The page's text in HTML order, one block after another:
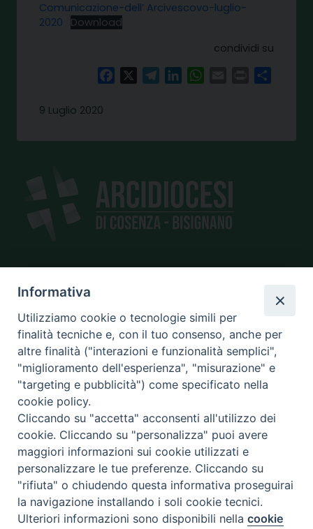
Comunicazione-dell’ Arcivescovo-luglio-
2020
Download
condividi su
FacebookTelegramLinkedInWhatsAppPrint
9 Luglio 2020
SEDE
piazza Giano Parrasio, 16
87100 Cosenza
CONTATTI
e@mail:info@diocesicosenza.it
tel: +39 0984 687712
Amministrazione
trasparente
Preferenze Cookie
Informativa
Utilizziamo cookie o tecnologie simili per
finalità tecniche e, con il tuo consenso, anche per
altre finalità ("interazioni e funzionalità semplici",
"miglioramento dell'esperienza", "misurazione" e
"targeting e pubblicità") come specificato nella
cookie policy.
Cliccando su "accetta" acconsenti all'utilizzo dei
cookie. Cliccando su "personalizza" puoi avere
maggiori informazioni sui cookie utilizzati e
personalizzare le tue preferenze. Cliccando su
"rifiuta" o chiudendo questa informativa proseguirai
la navigazione installando i soli cookie tecnici.
Ulteriori informazioni sono disponibili nellacookie